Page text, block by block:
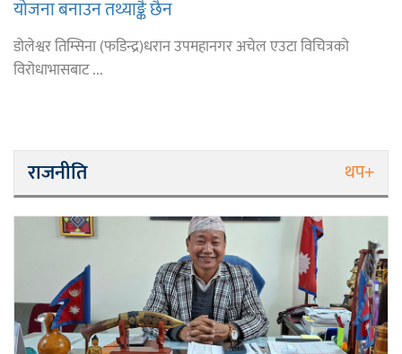
योजना बनाउन तथ्याङ्कै छैन
डोलेश्वर तिम्सिना (फडिन्द्र)धरान उपमहानगर अचेल एउटा विचित्रको
विरोधाभासबाट ...
राजनीति थप+